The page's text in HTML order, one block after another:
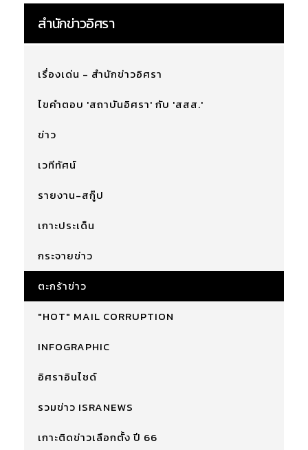
สำนักข่าวอิศรา
เรื่องเด่น - สำนักข่าวอิศรา
ไขคำตอบ 'สถาบันอิศรา' กับ 'สสส.'
ข่าว
เวทีทัศน์
รายงาน-สกู๊ป
เกาะประเด็น
กระจายข่าว
ตะกร้าข่าว
"HOT" MAIL CORRUPTION
INFOGRAPHIC
อิศราอินไซด์
รวมข่าว ISRANEWS
เกาะติดข่าวเลือกตั้ง ปี 66